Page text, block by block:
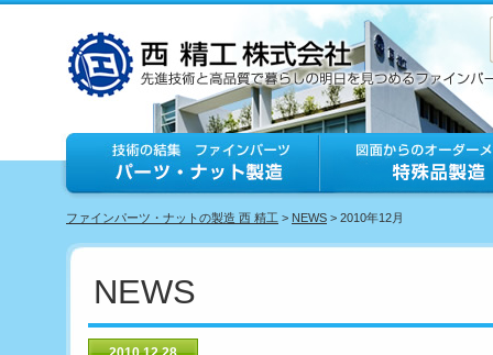
ファインパーツ・ナットの製造 西 精工 > NEWS > 2010年12月
NEWS